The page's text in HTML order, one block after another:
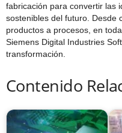
fabricación para convertir las
sostenibles del futuro. Desde
productos a procesos, en
Siemens Digital Industries
transformación.
Contenido